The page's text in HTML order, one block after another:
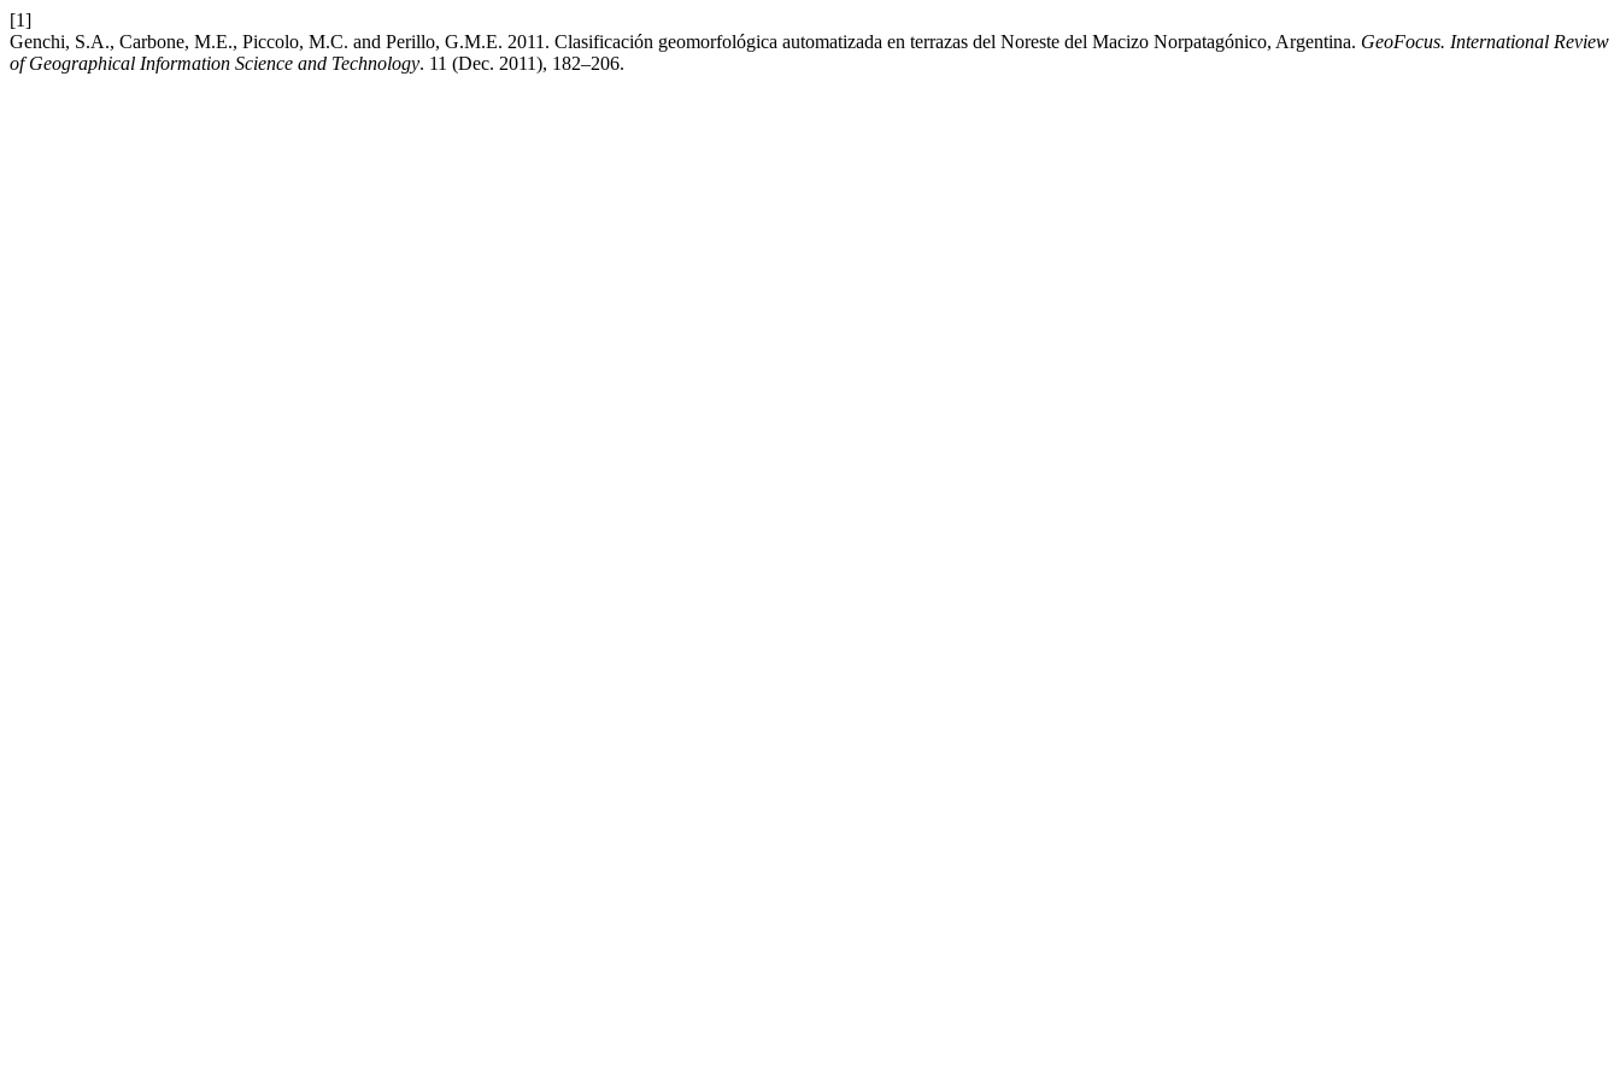
[1]
Genchi, S.A., Carbone, M.E., Piccolo, M.C. and Perillo, G.M.E. 2011. Clasificación geomorfológica automatizada en terrazas del Noreste del Macizo Norpatagónico, Argentina. GeoFocus. International Review
of Geographical Information Science and Technology. 11 (Dec. 2011), 182–206.